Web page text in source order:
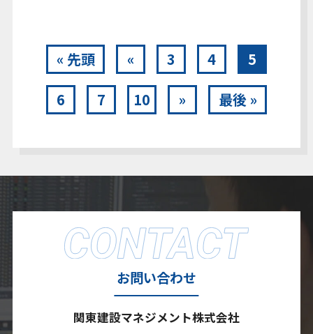
« 先頭 « 3 4
5
6
7 10 » 最後 »
お問い合わせ
関東建設マネジメント株式会社